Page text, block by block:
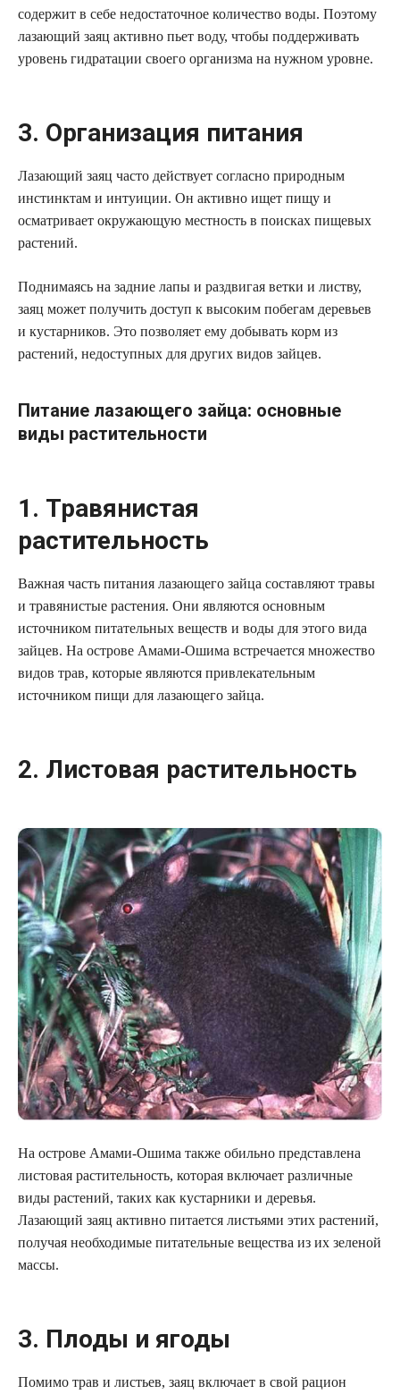
содержит в себе недостаточное количество воды. Поэтому
лазающий заяц активно пьет воду, чтобы поддерживать
уровень гидратации своего организма на нужном уровне.
3. Организация питания
Лазающий заяц часто действует согласно природным
инстинктам и интуиции. Он активно ищет пищу и
осматривает окружающую местность в поисках пищевых
растений.
Поднимаясь на задние лапы и раздвигая ветки и листву,
заяц может получить доступ к высоким побегам деревьев
и кустарников. Это позволяет ему добывать корм из
растений, недоступных для других видов зайцев.
Питание лазающего зайца: основные
виды растительности
1. Травянистая
растительность
Важная часть питания лазающего зайца составляют травы
и травянистые растения. Они являются основным
источником питательных веществ и воды для этого вида
зайцев. На острове Амами-Ошима встречается множество
видов трав, которые являются привлекательным
источником пищи для лазающего зайца.
2. Листовая растительность
На острове Амами-Ошима также обильно представлена
листовая растительность, которая включает различные
виды растений, таких как кустарники и деревья.
Лазающий заяц активно питается листьями этих растений,
получая необходимые питательные вещества из их зеленой
массы.
3. Плоды и ягоды
Помимо трав и листьев, заяц включает в свой рацион